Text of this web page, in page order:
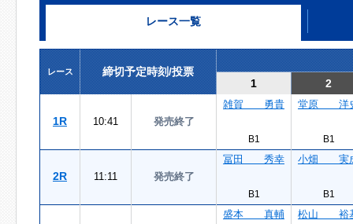
レース一覧
レース
締切予定時刻/投票
1
2
1R 10:41 発売終了
雑賀 勇貴
B1
堂原 洋
B1
2R 11:11 発売終了
冨田 秀幸
B1
小畑 実
B1
盛本 真輔 松山 裕